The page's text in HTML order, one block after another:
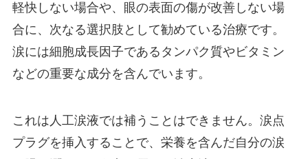
軽快しない場合や、眼の表面の傷が改善しない場
合に、次なる選択肢として勧めている治療です。
涙には細胞成長因子であるタンパク質やビタミン
などの重要な成分を含んでいます。
これは人工涙液では補うことはできません。涙点
プラグを挿入することで、栄養を含んだ自分の涙